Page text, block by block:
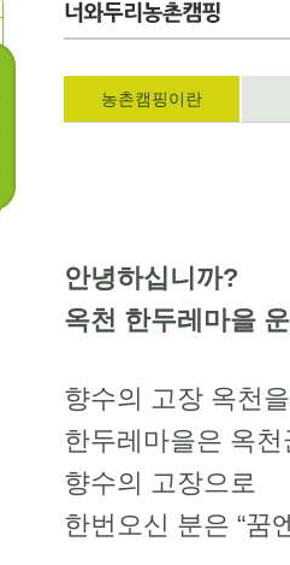
농촌캠핑이란
안녕하십니까?
옥천 한두레마을
향수의 고장 옥천
한두레마을은 옥
향수의 고장으로
한번오신 분은 “꿈